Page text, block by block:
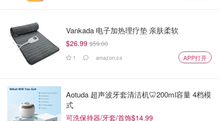
Vankada 电子加热理疗垫 亲肤柔软
$26.99 $59.00
1 amazon.ca APP打开
Aotuda 超声波牙套清洁机🦷200ml容量 4档模
式
可洗保持器/牙套/首饰$14.99